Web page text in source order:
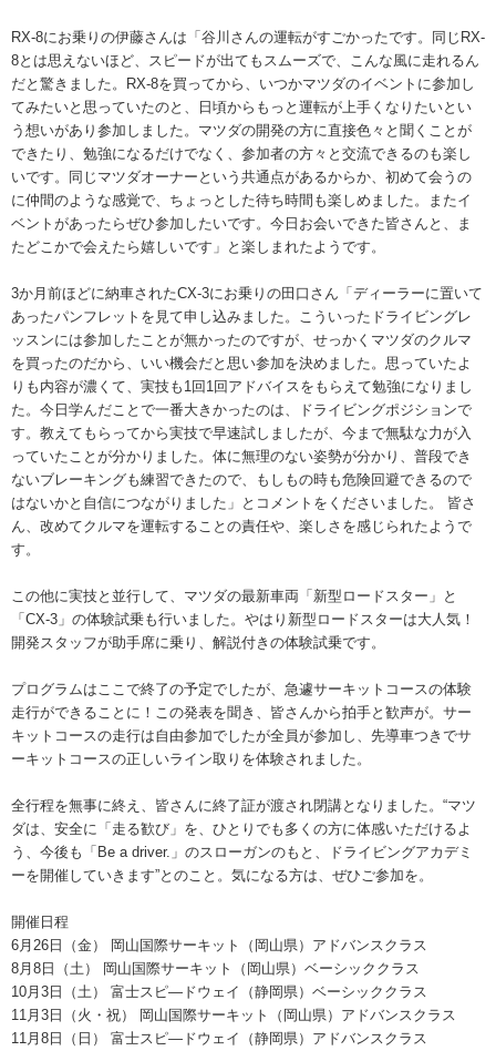
RX-8にお乗りの伊藤さんは「谷川さんの運転がすごかったです。同じRX-
8とは思えないほど、スピードが出てもスムーズで、こんな風に走れるん
だと驚きました。RX-8を買ってから、いつかマツダのイベントに参加し
てみたいと思っていたのと、日頃からもっと運転が上手くなりたいとい
う想いがあり参加しました。マツダの開発の方に直接色々と聞くことが
できたり、勉強になるだけでなく、参加者の方々と交流できるのも楽し
いです。同じマツダオーナーという共通点があるからか、初めて会うの
に仲間のような感覚で、ちょっとした待ち時間も楽しめました。またイ
ベントがあったらぜひ参加したいです。今日お会いできた皆さんと、ま
たどこかで会えたら嬉しいです」と楽しまれたようです。
3か月前ほどに納車されたCX-3にお乗りの田口さん「ディーラーに置いて
あったパンフレットを見て申し込みました。こういったドライビングレ
ッスンには参加したことが無かったのですが、せっかくマツダのクルマ
を買ったのだから、いい機会だと思い参加を決めました。思っていたよ
りも内容が濃くて、実技も1回1回アドバイスをもらえて勉強になりまし
た。今日学んだことで一番大きかったのは、ドライビングポジションで
す。教えてもらってから実技で早速試しましたが、今まで無駄な力が入
っていたことが分かりました。体に無理のない姿勢が分かり、普段でき
ないブレーキングも練習できたので、もしもの時も危険回避できるので
はないかと自信につながりました」とコメントをくださいました。 皆さ
ん、改めてクルマを運転することの責任や、楽しさを感じられたようで
す。
この他に実技と並行して、マツダの最新車両「新型ロードスター」と
「CX-3」の体験試乗も行いました。やはり新型ロードスターは大人気！
開発スタッフが助手席に乗り、解説付きの体験試乗です。
プログラムはここで終了の予定でしたが、急遽サーキットコースの体験
走行ができることに！この発表を聞き、皆さんから拍手と歓声が。サー
キットコースの走行は自由参加でしたが全員が参加し、先導車つきでサ
ーキットコースの正しいライン取りを体験されました。
全行程を無事に終え、皆さんに終了証が渡され閉講となりました。“マツ
ダは、安全に「走る歓び」を、ひとりでも多くの方に体感いただけるよ
う、今後も「Be a driver.」のスローガンのもと、ドライビングアカデミ
ーを開催していきます”とのこと。気になる方は、ぜひご参加を。
開催日程
6月26日（金） 岡山国際サーキット（岡山県）アドバンスクラス
8月8日（土） 岡山国際サーキット（岡山県）ベーシッククラス
10月3日（土） 富士スピ―ドウェイ（静岡県）ベーシッククラス
11月3日（火・祝） 岡山国際サーキット（岡山県）アドバンスクラス
11月8日（日） 富士スピ―ドウェイ（静岡県）アドバンスクラス